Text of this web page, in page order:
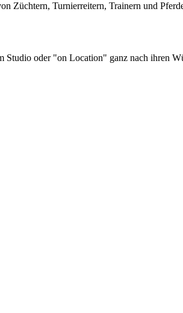
Züchtern, Turnierreitern, Trainern und
Studio oder "on Location" ganz nach ihren